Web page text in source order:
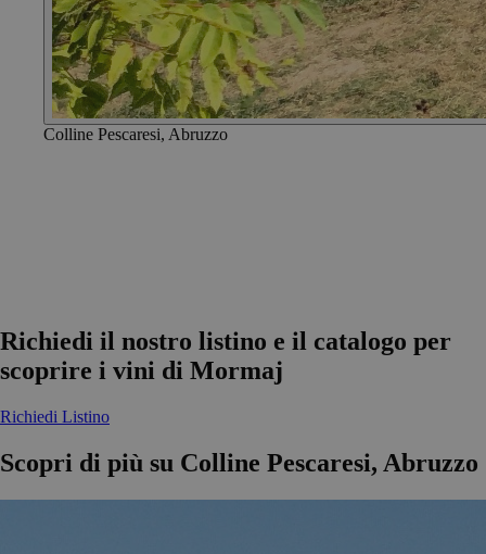
Colline Pescaresi, Abruzzo
Richiedi il nostro listino e il catalogo per
scoprire i vini di Mormaj
Richiedi Listino
Scopri di più su Colline Pescaresi, Abruzzo